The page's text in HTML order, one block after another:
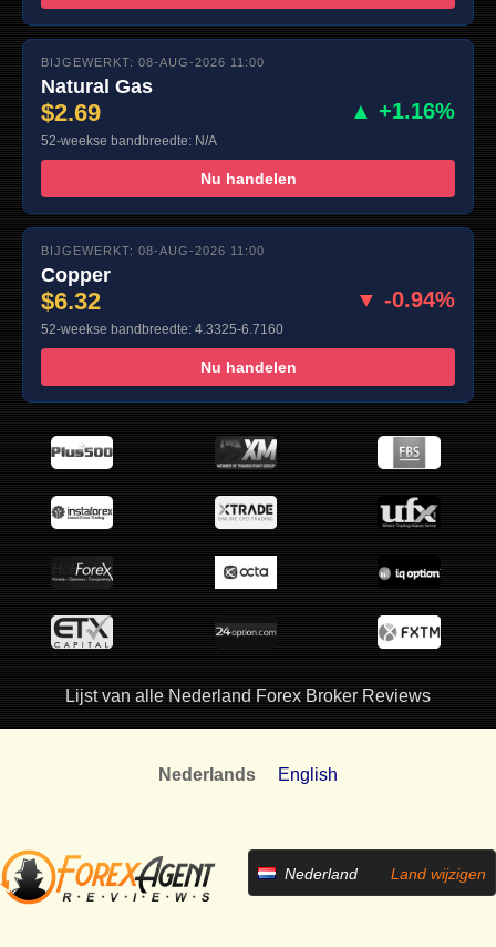
BIJGEWERKT: 08-AUG-2026 11:00
Natural Gas
$2.69 ▲ +1.16%
52-weekse bandbreedte: N/A
Nu handelen
BIJGEWERKT: 08-AUG-2026 11:00
Copper
$6.32 ▼ -0.94%
52-weekse bandbreedte: 4.3325-6.7160
Nu handelen
Lijst van alle Nederland Forex Broker Reviews
Nederlands English
Nederland Land wijzigen